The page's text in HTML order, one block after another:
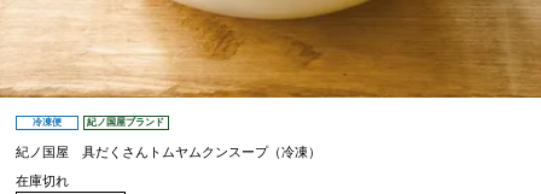
冷凍便 紀ノ国屋ブランド
紀ノ国屋 具だくさんトムヤムクンスープ（冷凍）
在庫切れ